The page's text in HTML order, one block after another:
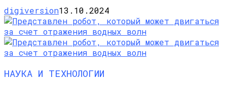
digiversion13.10.2024
НАУКА И ТЕХНОЛОГИИ